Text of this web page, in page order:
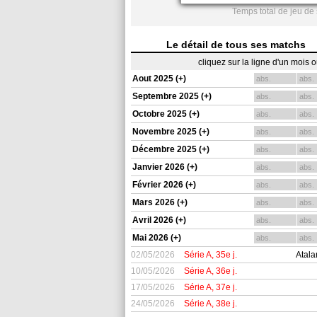
Temps total de jeu
Le détail de tous ses matchs
cliquez sur la ligne d'un mois
Aout 2025 (+)
abs. abs.
Septembre 2025 (+) abs. abs.
Octobre 2025 (+) abs. abs.
Novembre 2025 (+) abs. abs.
Décembre 2025 (+) abs. abs.
Janvier 2026 (+) abs. abs.
Février 2026 (+) abs. abs.
Mars 2026 (+) abs. abs.
Avril 2026 (+) abs. abs.
Mai 2026 (+) abs. abs.
02/05/2026 Série A, 35e j.
10/05/2026
Série A, 36e j.
17/05/2026
Série A, 37e j.
24/05/2026
Série A, 38e j.